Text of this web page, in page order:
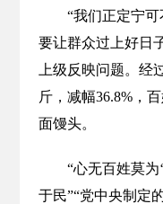
“我们正定宁可
要让群众过上好日
上级反映问题。经
斤，减幅36.8%，
面馒头。
“心无百姓莫为
于民”“党中央制定